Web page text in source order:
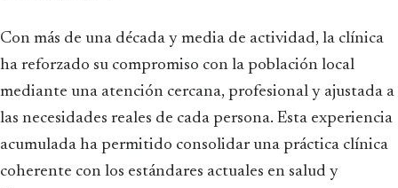
Con más de una década y media de actividad, la clínica
ha reforzado su compromiso con la población local
mediante una atención cercana, profesional y ajustada a
las necesidades reales de cada persona. Esta experiencia
acumulada ha permitido consolidar una práctica clínica
coherente con los estándares actuales en salud y